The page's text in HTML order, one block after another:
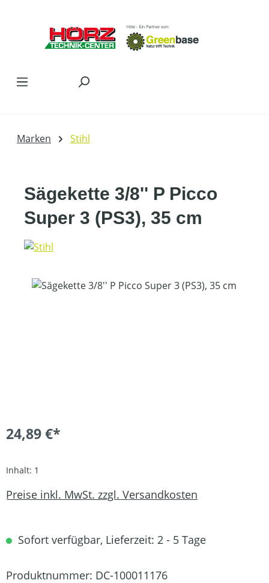
Marken Stihl
Sägekette 3/8'' P Picco
Super 3 (PS3), 35 cm
Bildergalerie überspringen
24,89 €*
Inhalt: 1
Preise inkl. MwSt. zzgl. Versandkosten
Sofort verfügbar, Lieferzeit: 2 - 5 Tage
Produktnummer: DC-100011176